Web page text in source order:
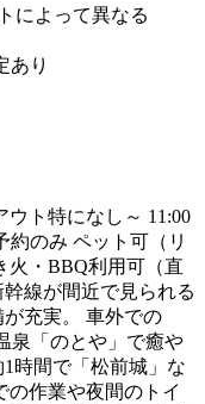
によって異なる
あり
ウト特になし～ 11:00
約のみ ペット可（リ
火・BBQ利用可（直
線が間近で見られる
充実。 車外での
泉「のとや」で癒や
時間で「松前城」な
の作業や夜間のトイ